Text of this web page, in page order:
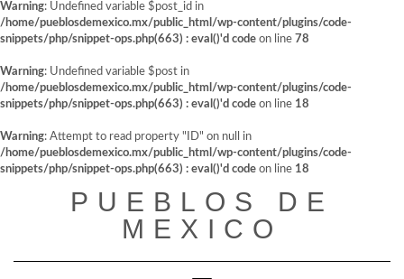
Warning: Undefined variable $post_id in
/home/pueblosdemexico.mx/public_html/wp-content/plugins/code-
snippets/php/snippet-ops.php(663) : eval()'d code on line 78
Warning: Undefined variable $post in
/home/pueblosdemexico.mx/public_html/wp-content/plugins/code-
snippets/php/snippet-ops.php(663) : eval()'d code on line 18
Warning: Attempt to read property "ID" on null in
/home/pueblosdemexico.mx/public_html/wp-content/plugins/code-
snippets/php/snippet-ops.php(663) : eval()'d code on line 18
PUEBLOS DE
MEXICO